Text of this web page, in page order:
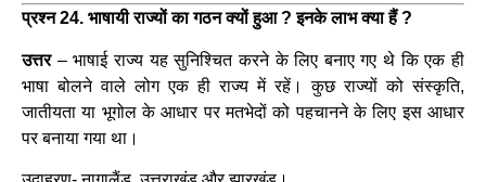
प्रश्न 24. भाषायी राज्यों का गठन क्यों हुआ ? इनके लाभ क्या हैं ?
उत्तर–भाषाई राज्य यह सुनिश्चित करने के लिए बनाए गए थे कि एक ही
भाषा बोलने वाले लोग एक ही राज्य में रहें। कुछ राज्यों को संस्कृति,
जातीयता या भूगोल के आधार पर मतभेदों को पहचानने के लिए इस आधार
पर बनाया गया था।